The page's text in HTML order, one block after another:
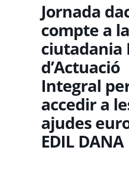
Jornada
compte a la
ciutadania
d’Actuació
Integral
accedir a
ajudes
EDIL DANA